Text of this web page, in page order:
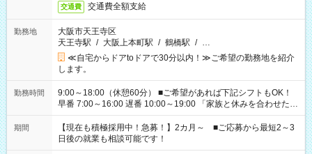
交通費 交通費全額支給
勤務地
大阪市天王寺区
天王寺駅 / 大阪上本町駅 / 鶴橋駅 / …
≪自宅からドアtoドアで30分以内！≫ご希望の勤務地を紹介
します。
勤務時間
9:00～18:00（休憩60分） ■ご希望があれば下記シフトもOK！
早番 7:00～16:00 遅番 10:00～19:00 「家族と休みを合わせた
い」 「余裕を持って夕飯の準備がしたい」 「できれば残業はし
たくない」 など、ご希望を教えてくださいね。 ※Wワーク希望
の方へ 今ご覧のお仕事で希望する勤務時間と、もう1つのお仕事
の勤務時間。 合計で週40時間を超える場合は応募できません。
期間
【現在も積極採用中！急募！】2カ月～ ■ご応募から最短2～3
日後の就業も相談可能です！